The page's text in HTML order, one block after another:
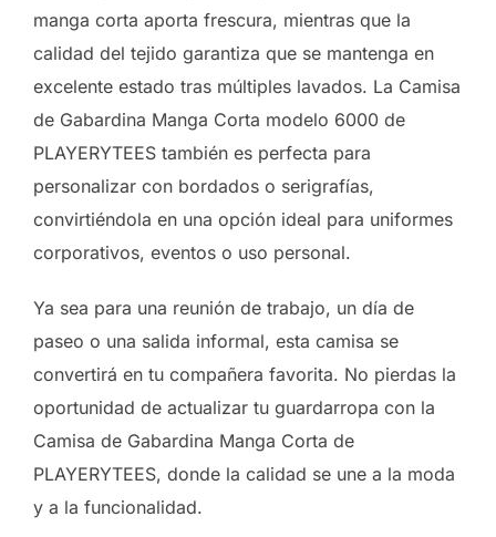
manga corta aporta frescura, mientras que la
calidad del tejido garantiza que se mantenga en
excelente estado tras múltiples lavados. La Camisa
de Gabardina Manga Corta modelo 6000 de
PLAYERYTEES también es perfecta para
personalizar con bordados o serigrafías,
convirtiéndola en una opción ideal para uniformes
corporativos, eventos o uso personal.
Ya sea para una reunión de trabajo, un día de
paseo o una salida informal, esta camisa se
convertirá en tu compañera favorita. No pierdas la
oportunidad de actualizar tu guardarropa con la
Camisa de Gabardina Manga Corta de
PLAYERYTEES, donde la calidad se une a la moda
y a la funcionalidad.